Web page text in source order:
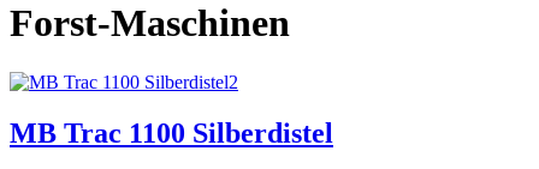
Forst-Maschinen
MB Trac 1100 Silberdistel